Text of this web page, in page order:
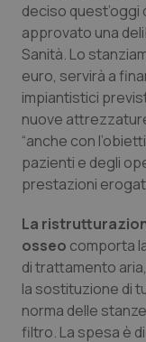
Abruzzo
Basilicata
Calabria
Campania
Friuli
Lazio
QS Pro Gold
Artrite &
Asma &
Car-T
Dermatite
Diabete &
QS Club
deciso quest’oggi
approvato una
Sanità. Lo
euro, servirà a
impiantistici
nuove
“anche con
pazienti e degli
prestazioni
La
osseo comporta
di trattamento
la sostituzione di
norma delle
filtro. La spesa è